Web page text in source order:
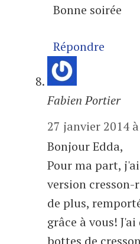
Bonne soirée
Répondre
Fabien Portier
27 janvier 2014
Bonjour Edda,
Pour ma part,
version cresson-
de plus,
grâce à vous!
bottes de